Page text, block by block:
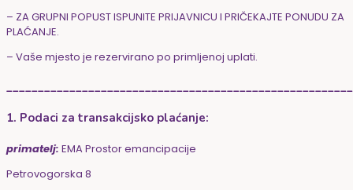
– ZA GRUPNI POPUST ISPUNITE PRIJAVNICU I PRIČEKAJTE PONUDU ZA
PLAĆANJE.
– Vaše mjesto je rezervirano po primljenoj uplati.
1. Podaci za transakcijsko plaćanje:
primatelj: EMA Prostor emancipacije
Petrovogorska 8